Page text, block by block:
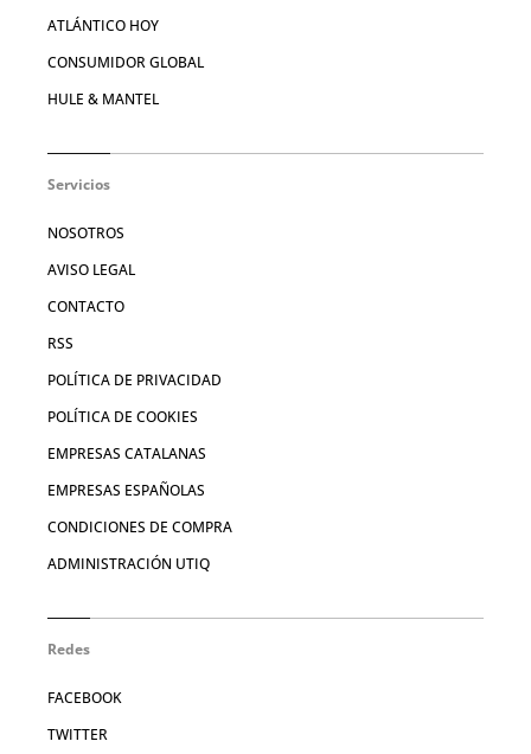
ATLÁNTICO HOY
CONSUMIDOR GLOBAL
HULE & MANTEL
Servicios
NOSOTROS
AVISO LEGAL
CONTACTO
RSS
POLÍTICA DE PRIVACIDAD
POLÍTICA DE COOKIES
EMPRESAS CATALANAS
EMPRESAS ESPAÑOLAS
CONDICIONES DE COMPRA
ADMINISTRACIÓN UTIQ
Redes
FACEBOOK
TWITTER